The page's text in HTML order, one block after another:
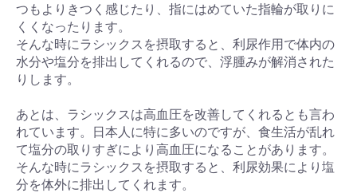
つもよりきつく感じたり、指にはめていた指輪が取りに
くくなったります。
そんな時にラシックスを摂取すると、利尿作用で体内の
水分や塩分を排出してくれるので、浮腫みが解消された
りします。
あとは、ラシックスは高血圧を改善してくれるとも言わ
れています。日本人に特に多いのですが、食生活が乱れ
て塩分の取りすぎにより高血圧になることがあります。
そんな時にラシックスを摂取すると、利尿効果により塩
分を体外に排出してくれます。